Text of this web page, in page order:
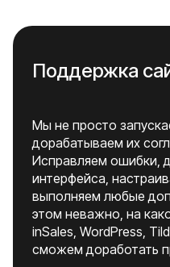
Поддержка
Мы не просто
дорабатываем их
Исправляем ошибки,
интерфейса,
выполняем любые
этом неважно, на
inSales, WordPress,
сможем доработать